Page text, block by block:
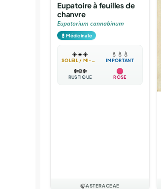
Eupatoire à feuilles de
chanvre
Eupatorium cannabinum
💊Médicinale
☀️☀️☀️
SOLEIL / MI-OMBRE
💧 💧 💧
IMPORTANT
❄️❄️❄️
RUSTIQUE ROSE
🍃ASTERACEAE